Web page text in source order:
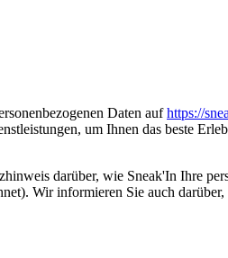
Daten aufhttps://
um Ihnen das beste
darüber, wie Sneak'In Ihre
Wir informieren Sie auch